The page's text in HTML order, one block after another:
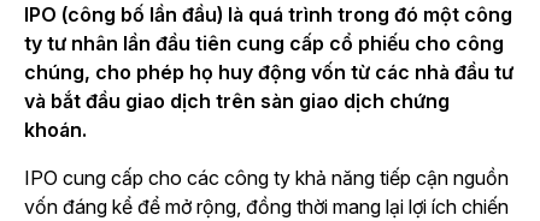
IPO (công bố lần đầu) là quá trình trong đó một công
ty tư nhân lần đầu tiên cung cấp cổ phiếu cho công
chúng, cho phép họ huy động vốn từ các nhà đầu tư
và bắt đầu giao dịch trên sàn giao dịch chứng
khoán.
IPO cung cấp cho các công ty khả năng tiếp cận nguồn
vốn đáng kể để mở rộng, đồng thời mang lại lợi ích chiến